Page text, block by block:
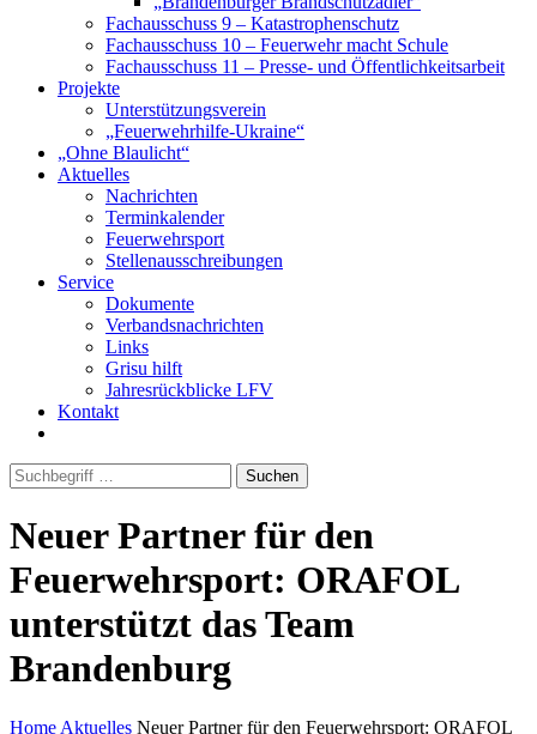
Fachausschuss 9 – Katastrophenschutz
Fachausschuss 10 – Feuerwehr macht Schule
Fachausschuss 11 – Presse- und Öffentlichkeitsarbeit
Projekte
Unterstützungsverein
„Feuerwehrhilfe-Ukraine“
„Ohne Blaulicht“
Aktuelles
Nachrichten
Terminkalender
Feuerwehrsport
Stellenausschreibungen
Service
Dokumente
Verbandsnachrichten
Links
Grisu hilft
Jahresrückblicke LFV
Kontakt
Suchen
Neuer Partner für den
Feuerwehrsport: ORAFOL
unterstützt das Team
Brandenburg
Home Aktuelles Neuer Partner für den Feuerwehrsport: ORAFOL